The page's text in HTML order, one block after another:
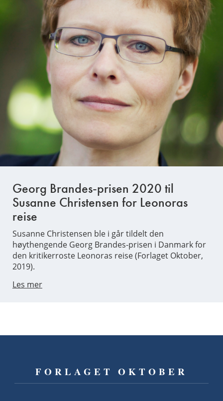
Georg Brandes-prisen 2020 til
Susanne Christensen for Leonoras
reise
Susanne Christensen ble i går tildelt den
høythengende Georg Brandes-prisen i Danmark for
den kritikerroste Leonoras reise (Forlaget Oktober,
2019).
Les mer
FORLAGET OKTOBER